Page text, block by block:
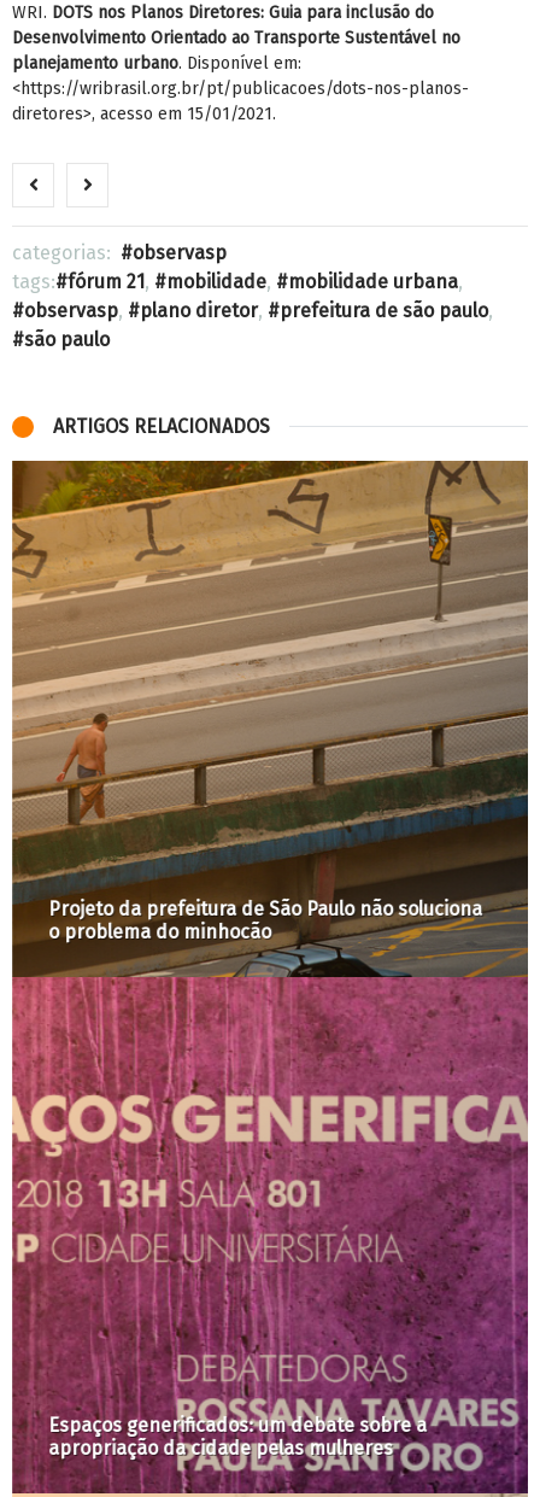
WRI. DOTS nos Planos Diretores: Guia para inclusão do
Desenvolvimento Orientado ao Transporte Sustentável no
planejamento urbano. Disponível em:
<https://wribrasil.org.br/pt/publicacoes/dots-nos-planos-
diretores>, acesso em 15/01/2021.
categorias:
observasp
tags: fórum 21, mobilidade, mobilidade urbana,
observasp, plano diretor, prefeitura de são paulo,
são paulo
ARTIGOS RELACIONADOS
Projeto da prefeitura de São Paulo não soluciona
o problema do minhocão
Espaços generificados: um debate sobre a
apropriação da cidade pelas mulheres